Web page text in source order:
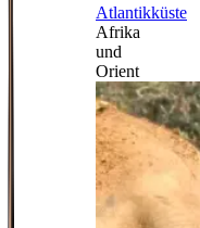
Atlantikküste
Afrika
und
Orient